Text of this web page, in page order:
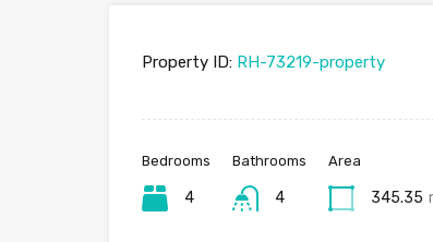
Property ID: RH-73219-property
Bedrooms
4
Bathrooms
4
Area
345.35